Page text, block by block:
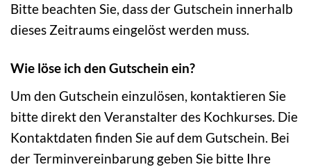
Bitte beachten Sie, dass der Gutschein innerhalb
dieses Zeitraums eingelöst werden muss.
Wie löse ich den Gutschein ein?
Um den Gutschein einzulösen, kontaktieren Sie
bitte direkt den Veranstalter des Kochkurses. Die
Kontaktdaten finden Sie auf dem Gutschein. Bei
der Terminvereinbarung geben Sie bitte Ihre